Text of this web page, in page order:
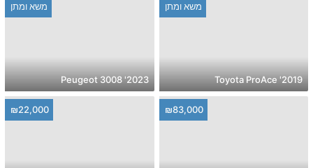
משא ומתן
2019' Toyota ProAce
משא ומתן
2023' Peugeot 3008
₪83,000
₪22,000